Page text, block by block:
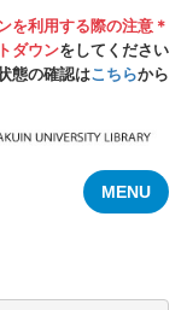
を利用する際の注意＊
ダウンをしてください
態の確認はこちらから
MENU